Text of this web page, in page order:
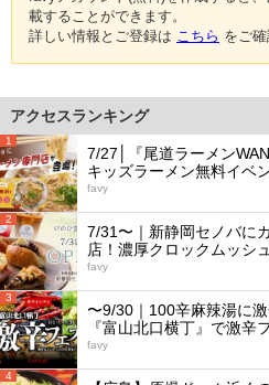
載することができます。
詳しい情報とご登録は こちら をご確
アクセスランキング
1
7/27│『尾道ラーメン
キッズラーメン無料イベ
favy
2
7/31〜｜新静岡セノバに
店！濃厚クロックムッシ
favy
3
〜9/30｜100辛麻辣湯に激
『富山北口横丁』で激辛
favy
4